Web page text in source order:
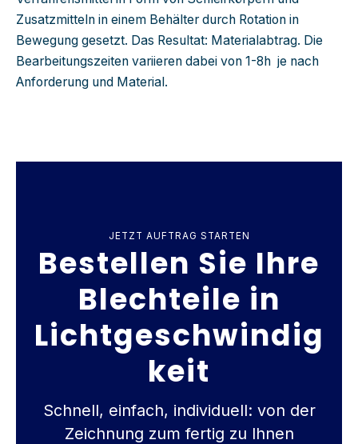
Zusatzmitteln in einem Behälter durch Rotation in
Bewegung gesetzt. Das Resultat: Materialabtrag. Die
Bearbeitungszeiten variieren dabei von 1-8h je nach
Anforderung und Material.
JETZT AUFTRAG STARTEN
Bestellen Sie Ihre
Blechteile in
Lichtgeschwindig
keit
Schnell, einfach, individuell: von der
Zeichnung zum fertig zu Ihnen